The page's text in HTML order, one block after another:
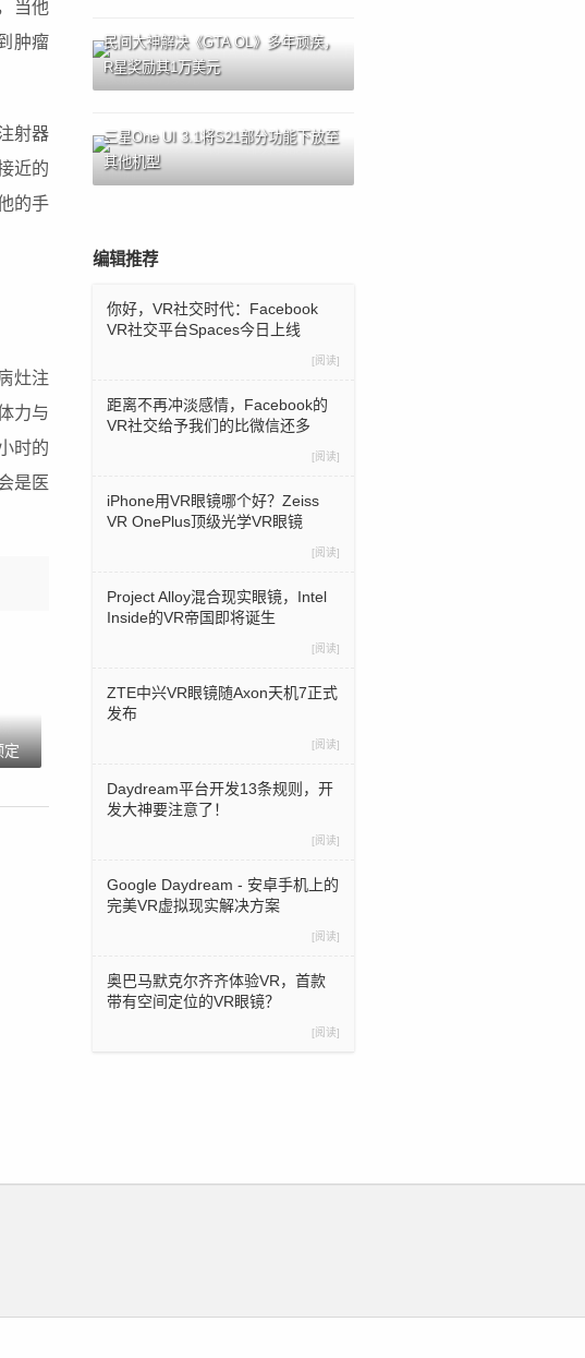
当他
肿瘤
射器
近的
的手
灶注
力与
时的
是医
定
民间大神解决《GTA OL》多年顽疾，
R星奖励其1万美元
三星One UI 3.1将S21部分功能下放至
其他机型
编辑推荐
你好，VR社交时代：Facebook
VR社交平台Spaces今日上线
[阅读]
距离不再冲淡感情，Facebook的
VR社交给予我们的比微信还多
[阅读]
iPhone用VR眼镜哪个好？Zeiss
VR OnePlus顶级光学VR眼镜
[阅读]
Project Alloy混合现实眼镜，Intel
Inside的VR帝国即将诞生
[阅读]
ZTE中兴VR眼镜随Axon天机7正式
发布
[阅读]
Daydream平台开发13条规则，开
发大神要注意了！
[阅读]
Google Daydream - 安卓手机上的
完美VR虚拟现实解决方案
[阅读]
奥巴马默克尔齐齐体验VR，首款
带有空间定位的VR眼镜？
[阅读]